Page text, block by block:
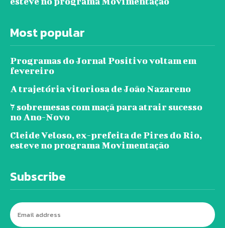
Most popular
Programas do Jornal Positivo voltam em
fevereiro
A trajetória vitoriosa de João Nazareno
7 sobremesas com maçã para atrair sucesso
no Ano-Novo
Cleide Veloso, ex-prefeita de Pires do Rio,
esteve no programa Movimentação
Subscribe